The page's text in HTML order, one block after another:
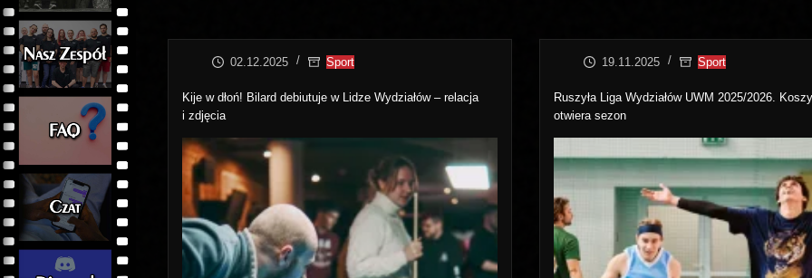
02.12.2025 Sport
Kije w dłoń! Bilard debiutuje w Lidze Wydziałów – relacja
i zdjęcia
19.11.2025 Sport
Ruszyła Liga Wydziałów UWM 2025/2026.
otwiera sezon